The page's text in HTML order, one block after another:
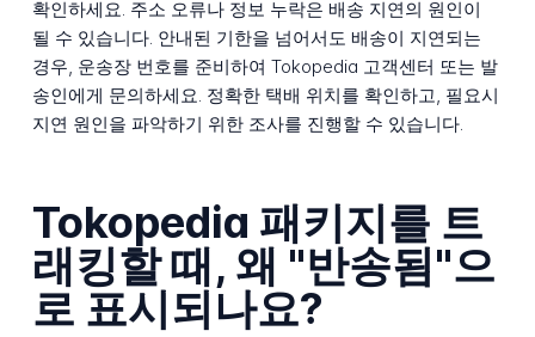
확인하세요. 주소 오류나 정보 누락은 배송 지연의 원인이
될 수 있습니다. 안내된 기한을 넘어서도 배송이 지연되는
경우, 운송장 번호를 준비하여 Tokopedia 고객센터 또는 발
송인에게 문의하세요. 정확한 택배 위치를 확인하고, 필요시
지연 원인을 파악하기 위한 조사를 진행할 수 있습니다.
Tokopedia 패키지를 트
래킹할 때, 왜 "반송됨"으
로 표시되나요?